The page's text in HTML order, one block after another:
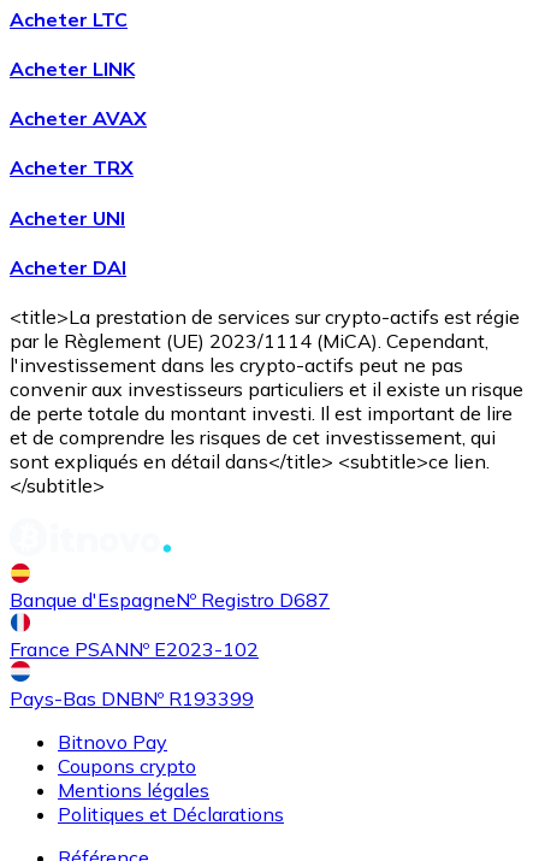
Acheter LTC
Acheter LINK
Acheter AVAX
Acheter TRX
Acheter UNI
Acheter DAI
<title>La prestation de services sur crypto-actifs est régie
par le Règlement (UE) 2023/1114 (MiCA). Cependant,
l'investissement dans les crypto-actifs peut ne pas
convenir aux investisseurs particuliers et il existe un risque
de perte totale du montant investi. Il est important de lire
et de comprendre les risques de cet investissement, qui
sont expliqués en détail dans</title> <subtitle>ce lien.
</subtitle>
Banque d'EspagneNº Registro D687
France PSANNº E2023-102
Pays-Bas DNBNº R193399
Bitnovo Pay
Coupons crypto
Mentions légales
Politiques et Déclarations